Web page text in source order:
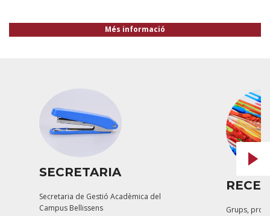
Més informació
SECRETARIA
Secretaria de Gestió Acadèmica del
Campus Bellissens
Grups,